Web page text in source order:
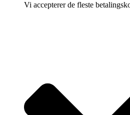
Vi accepterer de fleste